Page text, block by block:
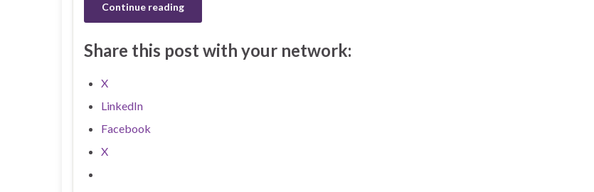
Continue reading
Share this post with your network:
X
LinkedIn
Facebook
X